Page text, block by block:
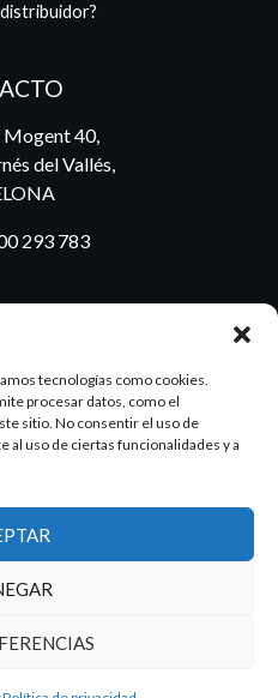
tecnologías como cookies.
procesar datos, como el
sitio. No consentir el uso de
al uso de ciertas funcionalidades y a
Mogent 40,
del Vallés,
293 783
reservados.